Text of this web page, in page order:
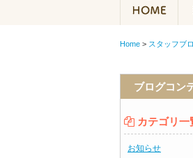
Home > スタッフブ
ブログコン
カテゴリ一
お知らせ